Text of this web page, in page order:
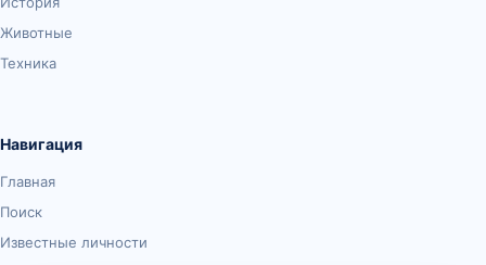
Животные
Техника
Навигация
Главная
Поиск
Известные личности